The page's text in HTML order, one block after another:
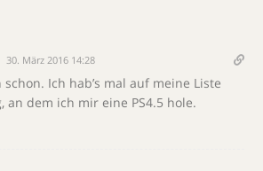
30. März 2016 14:28
Ich hab’s mal auf meine Liste
an dem ich mir eine PS4.5 hole.